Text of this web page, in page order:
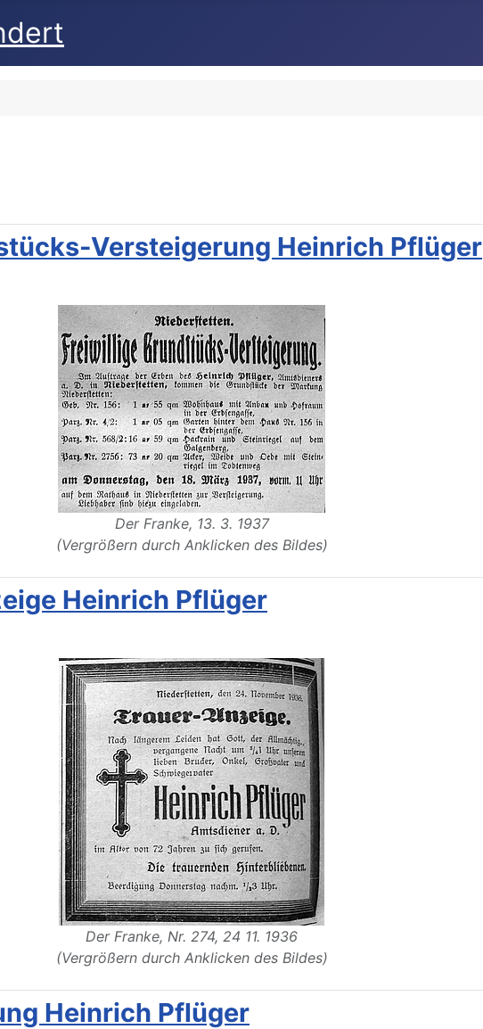
Versteigerung Heinrich Pflüger
Der Franke, 13. 3. 1937
(Vergrößern durch Anklicken des Bildes)
Heinrich Pflüger
Der Franke, Nr. 274, 24 11. 1936
(Vergrößern durch Anklicken des Bildes)
Heinrich Pflüger